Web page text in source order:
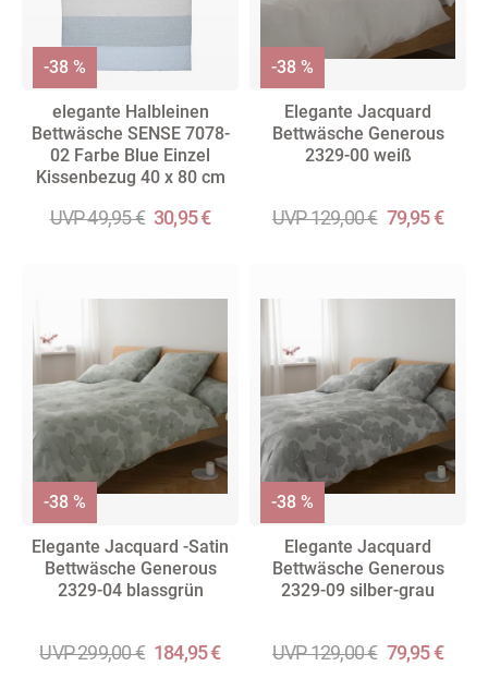
elegante Halbleinen
Bettwäsche SENSE 7078-
02 Farbe Blue Einzel
Kissenbezug 40 x 80 cm
UVP 49,95 € 30,95 €
-38 %
Elegante Jacquard
Bettwäsche Generous
2329-00 weiß
UVP 129,00 € 79,95 €
-38 %
Elegante Jacquard -Satin
Bettwäsche Generous
2329-04 blassgrün
UVP 299,00 € 184,95 €
-38 %
Elegante Jacquard
Bettwäsche Generous
2329-09 silber-grau
UVP 129,00 € 79,95 €
-38 %